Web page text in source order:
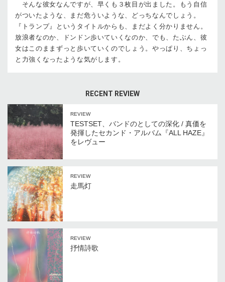
そんな彼女なんですが、早くも３枚目が出ました。もう自信
がついたような、まだ危ういような、どっちなんでしょう。
『トランプ』というタイトルからも、まだよく分かりません。
放浪者なのか、ドンドン歩いていくなのか、でも、たぶん、彼
女はこのままずっと歩いていくのでしょう。やっぱり、ちょっ
と力強くなったような気がします。
RECENT REVIEW
REVIEW
TESTSET、バンドのとしての深化 / 真価を
発揮したセカンド・アルバム『ALL HAZE』
をレヴュー
REVIEW
走馬灯
REVIEW
抒情詩歌